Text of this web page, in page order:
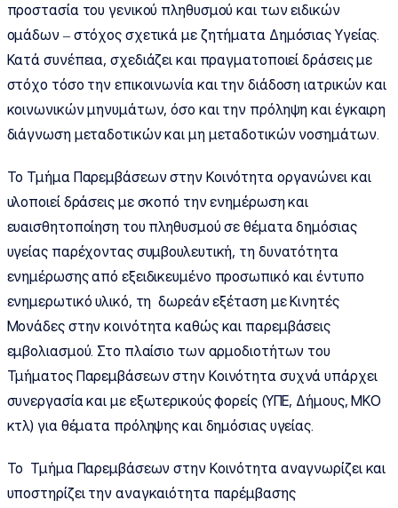
προστασία του γενικού πληθυσμού και των ειδικών
ομάδων – στόχος σχετικά με ζητήματα Δημόσιας Υγείας.
Κατά συνέπεια, σχεδιάζει και πραγματοποιεί δράσεις με
στόχο τόσο την επικοινωνία και την διάδοση ιατρικών και
κοινωνικών μηνυμάτων, όσο και την πρόληψη και έγκαιρη
διάγνωση μεταδοτικών και μη μεταδοτικών νοσημάτων.
Το Τμήμα Παρεμβάσεων στην Κοινότητα οργανώνει και
υλοποιεί δράσεις με σκοπό την ενημέρωση και
ευαισθητοποίηση του πληθυσμού σε θέματα δημόσιας
υγείας παρέχοντας συμβουλευτική, τη δυνατότητα
ενημέρωσης από εξειδικευμένο προσωπικό και έντυπο
ενημερωτικό υλικό, τη δωρεάν εξέταση με Κινητές
Μονάδες στην κοινότητα καθώς και παρεμβάσεις
εμβολιασμού. Στο πλαίσιο των αρμοδιοτήτων του
Τμήματος Παρεμβάσεων στην Κοινότητα συχνά υπάρχει
συνεργασία και με εξωτερικούς φορείς (ΥΠΕ, Δήμους, ΜΚΟ
κτλ) για θέματα πρόληψης και δημόσιας υγείας.
Το Τμήμα Παρεμβάσεων στην Κοινότητα αναγνωρίζει και
υποστηρίζει την αναγκαιότητα παρέμβασης